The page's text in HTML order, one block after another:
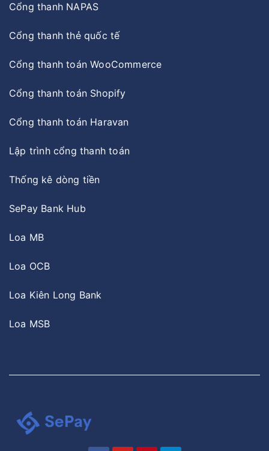
Cổng thanh NAPAS
Cổng thanh thẻ quốc tế
Cổng thanh toán WooCommerce
Cổng thanh toán Shopify
Cổng thanh toán Haravan
Lập trình cổng thanh toán
Thống kê dòng tiền
SePay Bank Hub
Loa MB
Loa OCB
Loa Kiên Long Bank
Loa MSB